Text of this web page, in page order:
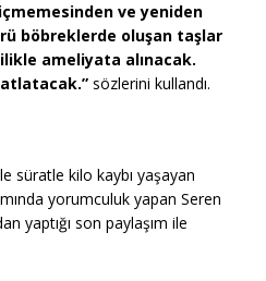
ve yeniden
böbreklerde oluşan taşlar
ameliyata alınacak.
atlatacak.” sözlerini kullandı.
süratle kilo kaybı yaşayan
yorumculuk yapan Seren
yaptığı son paylaşım ile